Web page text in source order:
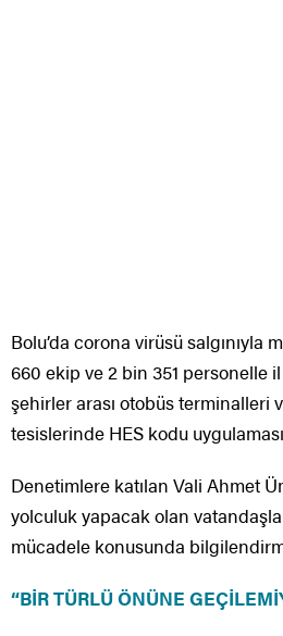
Bolu’da corona virüsü salgınıyla
660 ekip ve 2 bin 351 personelle
şehirler arası otobüs terminalleri
tesislerinde HES kodu uygulaması
Denetimlere katılan Vali Ahmet
yolculuk yapacak olan
mücadele konusunda
“BİR TÜRLÜ ÖNÜNE